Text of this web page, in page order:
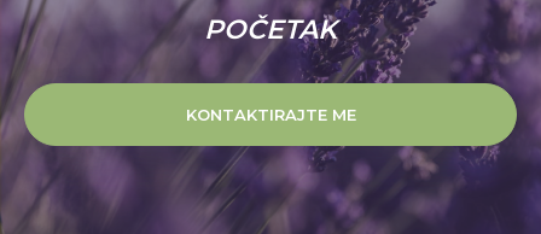
POČETAK
KONTAKTIRAJTE ME